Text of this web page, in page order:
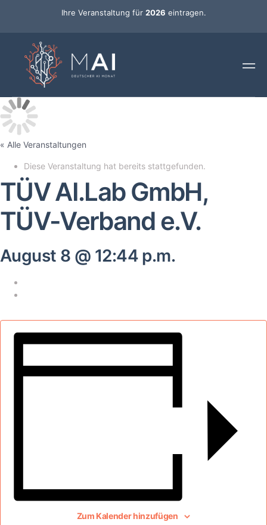
Ihre Veranstaltung für 2026 eintragen.
« Alle Veranstaltungen
Diese Veranstaltung hat bereits stattgefunden.
TÜV AI.Lab GmbH,
TÜV-Verband e.V.
August 8 @ 12:44 p.m.
Zum Kalender hinzufügen